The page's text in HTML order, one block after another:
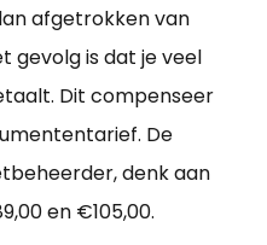
afgetrokken van
gevolg is dat je veel
Dit compenseer
De
denk aan
en €105,00.